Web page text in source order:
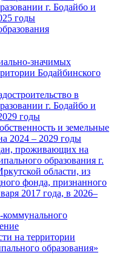
г. Бодайбо и
годы
значимых
Бодайбинского
в
г. Бодайбо и
годы
и земельные
2024 – 2029 годы
проживающих на
образования г.
области, из
фонда, признанного
2017 года, в 2026–
на территории
образования»